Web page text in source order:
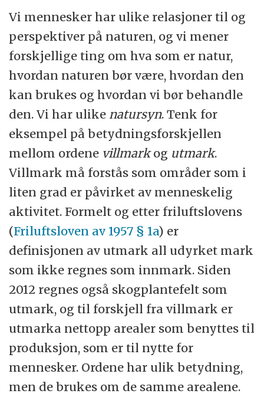
Vi mennesker har ulike relasjoner til og
perspektiver på naturen, og vi mener
forskjellige ting om hva som er natur,
hvordan naturen bør være, hvordan den
kan brukes og hvordan vi bør behandle
den. Vi har ulike natursyn. Tenk for
eksempel på betydningsforskjellen
mellom ordene villmarkog utmark.
Villmark må forstås som områder som i
liten grad er påvirket av menneskelig
aktivitet. Formelt og etter friluftslovens
(Friluftsloven av 1957 § 1a) er
definisjonen av utmark all udyrket mark
som ikke regnes som innmark. Siden
2012 regnes også skogplantefelt som
utmark, og til forskjell fra villmark er
utmarka nettopp arealer som benyttes til
produksjon, som er til nytte for
mennesker. Ordene har ulik betydning,
men de brukes om de samme arealene.